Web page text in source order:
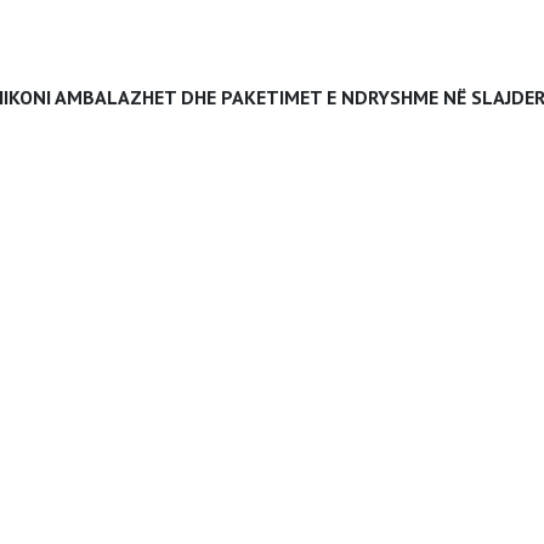
AMBALAZHET DHE PAKETIMET E NDRYSHME NË